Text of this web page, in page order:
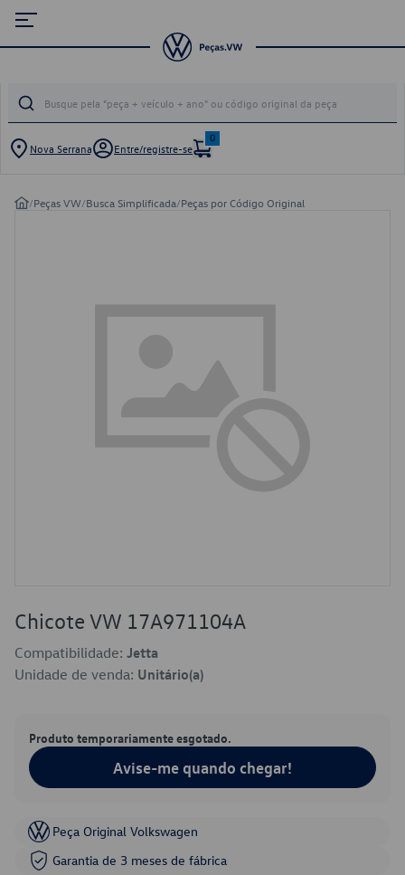
Nova Serrana Entre/registre-se
0
/Peças VW/Busca Simplificada/Peças por Código Original
Chicote VW 17A971104A
Compatibilidade: Jetta
Unidade de venda: Unitário(a)
Produto temporariamente esgotado.
Avise-me quando chegar!
Peça Original Volkswagen
Garantia de 3 meses de fábrica